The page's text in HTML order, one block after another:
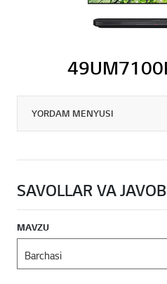
YORDAM MENYUSI
SAVOLLAR VA
MAVZU